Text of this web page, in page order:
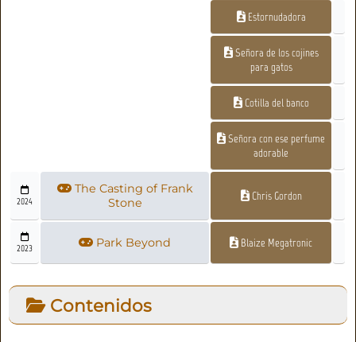
Estornudadora
Señora de los cojines
para gatos
Cotilla del banco
Señora con ese perfume
adorable
2024
The Casting of Frank
Stone
Chris Gordon
2023 Park Beyond Blaize Megatronic
Contenidos